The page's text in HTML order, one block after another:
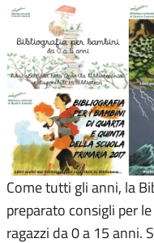
Come tutti gli anni, la
preparato consigli per
ragazzi da 0 a 15 anni.